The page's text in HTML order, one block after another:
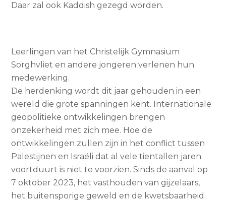
Daar zal ook Kaddish gezegd worden.
Leerlingen van het Christelijk Gymnasium
Sorghvliet en andere jongeren verlenen hun
medewerking.
De herdenking wordt dit jaar gehouden in een
wereld die grote spanningen kent. Internationale
geopolitieke ontwikkelingen brengen
onzekerheid met zich mee. Hoe de
ontwikkelingen zullen zijn in het conflict tussen
Palestijnen en Israëli dat al vele tientallen jaren
voortduurt is niet te voorzien. Sinds de aanval op
7 oktober 2023, het vasthouden van gijzelaars,
het buitensporige geweld en de kwetsbaarheid